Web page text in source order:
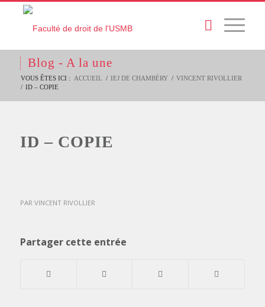
Blog - A la une
VOUS ÊTES ICI : ACCUEIL / IEJ DE CHAMBÉRY / VINCENT RIVOLLIER
/ ID – COPIE
ID – COPIE
PAR VINCENT RIVOLLIER
Partager cette entrée